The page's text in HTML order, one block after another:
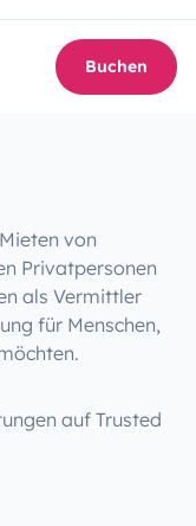
Buchen
von
Privatpersonen
als Vermittler
für Menschen,
auf Trusted